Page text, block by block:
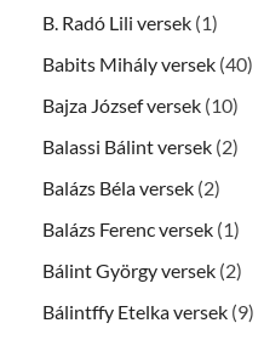
B. Radó Lili versek (1)
Babits Mihály versek (40)
Bajza József versek (10)
Balassi Bálint versek (2)
Balázs Béla versek (2)
Balázs Ferenc versek (1)
Bálint György versek (2)
Bálintffy Etelka versek (9)